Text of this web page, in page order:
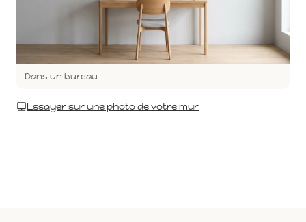
Dans un bureau
Essayer sur une photo de votre mur